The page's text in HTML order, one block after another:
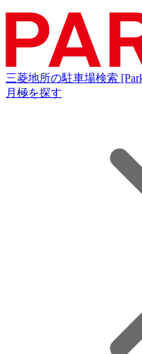
三菱地所の駐車場検索
月極を探す